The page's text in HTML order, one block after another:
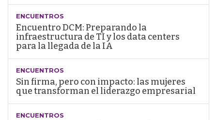
ENCUENTROS
Encuentro DCM: Preparando la
infraestructura de TI y los data centers
para la llegada de la IA
ENCUENTROS
Sin firma, pero con impacto: las mujeres
que transforman el liderazgo empresarial
ENCUENTROS